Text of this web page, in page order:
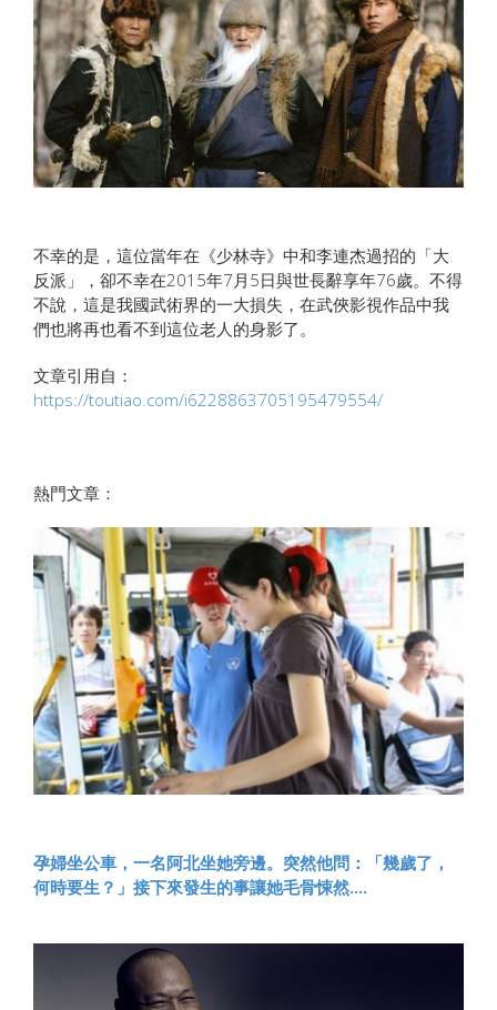
不幸的是，這位當年在《少林寺》中和李連杰過招的「大
反派」，卻不幸在2015年7月5日與世長辭享年76歲。不得
不說，這是我國武術界的一大損失，在武俠影視作品中我
們也將再也看不到這位老人的身影了。
文章引用自：
https://toutiao.com/i6228863705195479554/
熱門文章：
孕婦坐公車，一名阿北坐她旁邊。突然他問：「幾歲了，
何時要生？」接下來發生的事讓她毛骨悚然....